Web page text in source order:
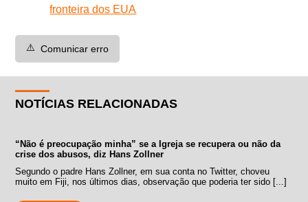
fronteira dos EUA
⚠️ Comunicar erro
NOTÍCIAS RELACIONADAS
“Não é preocupação minha” se a Igreja se recupera ou não da
crise dos abusos, diz Hans Zollner
Segundo o padre Hans Zollner, em sua conta no Twitter, choveu
muito em Fiji, nos últimos dias, observação que poderia ter sido [...]